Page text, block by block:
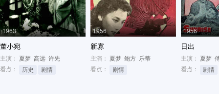
1963
董小宛
主演： 夏梦 高远 许先
看点：
历史 剧情
1956
新寡
主演： 夏梦 鲍方 乐蒂
看点：
剧情
1956
日出
主演： 夏梦
看点：
剧情